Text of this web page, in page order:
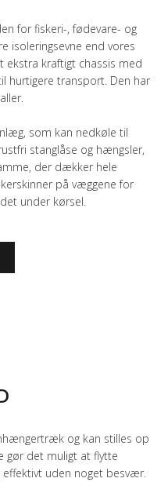
for fiskeri-, fødevare- og
isoleringsevne end vores
ekstra kraftigt chassis med
hurtigere transport. Den har
som kan nedkøle til
stanglåse og hængsler,
der dækker hele
på væggene for
under kørsel.
og kan stilles op
gør det muligt at flytte
uden noget besvær.